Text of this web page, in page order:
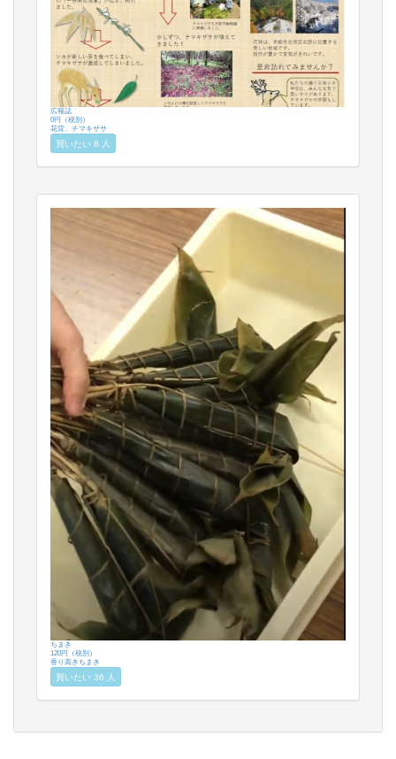
広報誌
0円（税別）
花背、チマキザサ
買いたい 8 人
ちまき
120円（税別）
香り高きちまき
買いたい 36 人